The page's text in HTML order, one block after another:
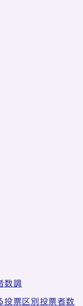
数調
票区別投票者数